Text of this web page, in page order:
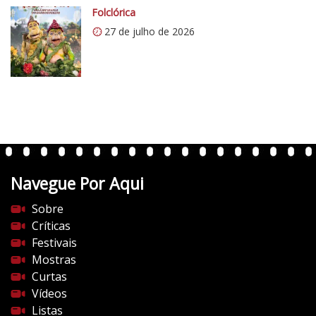
o
m
/
v
e
n
e
d
o
c
i
n
e
Folclórica
27 de julho de 2026
Navegue Por Aqui
Sobre
Críticas
Festivais
Mostras
Curtas
Vídeos
Listas